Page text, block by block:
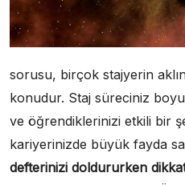
sorusu, birçok stajyerin
konudur. Staj süreciniz
ve öğrendiklerinizi etkili bir
kariyerinizde büyük fayda
defterinizi doldururken